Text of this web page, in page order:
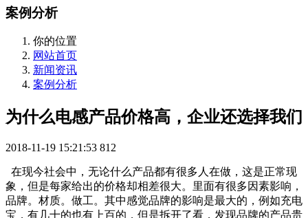
案例分析
你的位置
网站首页
新闻资讯
案例分析
为什么电感产品价格高，企业还选择我们
2018-11-19 15:21:53 812
在现今社会中，无论什么产品都有很多人在做，这是正常现
象，但是每家给出的价格却相差很大。里面有很多因素影响，
品牌。材质。做工。其中感觉品牌的影响是最大的，例如充电
宝，有几十的也有上百的，但是拆开了看，发现品牌的产品贵